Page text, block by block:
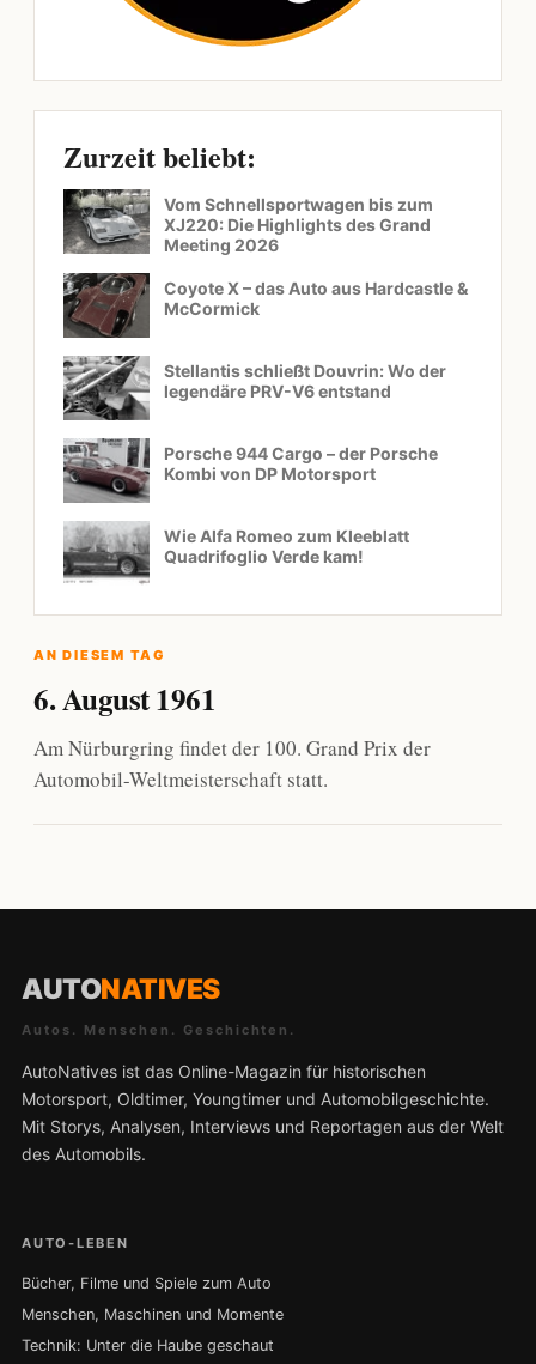
Zurzeit beliebt:
Vom Schnellsportwagen bis zum
XJ220: Die Highlights des Grand
Meeting 2026
Coyote X – das Auto aus Hardcastle &
McCormick
Stellantis schließt Douvrin: Wo der
legendäre PRV-V6 entstand
Porsche 944 Cargo – der Porsche
Kombi von DP Motorsport
Wie Alfa Romeo zum Kleeblatt
Quadrifoglio Verde kam!
AN DIESEM TAG
6. August 1961
Am Nürburgring findet der 100. Grand Prix der
Automobil-Weltmeisterschaft statt.
AUTONATIVES
Autos. Menschen. Geschichten.
AutoNatives ist das Online-Magazin für historischen
Motorsport, Oldtimer, Youngtimer und Automobilgeschichte.
Mit Storys, Analysen, Interviews und Reportagen aus der Welt
des Automobils.
AUTO-LEBEN
Bücher, Filme und Spiele zum Auto
Menschen, Maschinen und Momente
Technik: Unter die Haube geschaut